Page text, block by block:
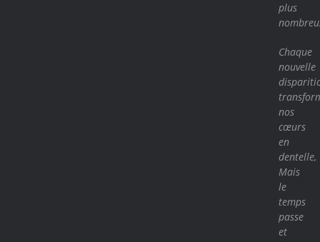
plus
Chaque
nouvelle
nos
cœurs
en
dentelle,
Mais
le
temps
passe
et